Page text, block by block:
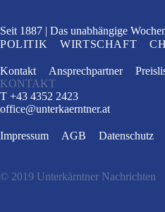
Seit 1887 Das unabhängige
POLITIK
WIRTSCHAFT
Kontakt Ansprechpartner
KONTAKT
T +43 4352 2423
office@unterkaerntner.at
Impressum AGB Datenschutz
© 2019 Unterkärntner Nachrichten